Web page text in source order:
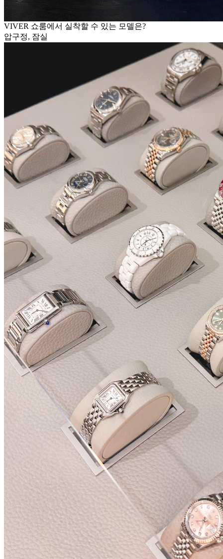
VIVER 쇼룸에서 실착할 수 있는 모델은?
압구정, 잠실